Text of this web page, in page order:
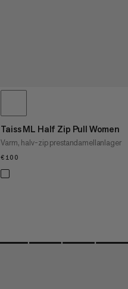
Taiss ML Half Zip Pull Women
Varm, halv-zip prestandamellanlager
€100